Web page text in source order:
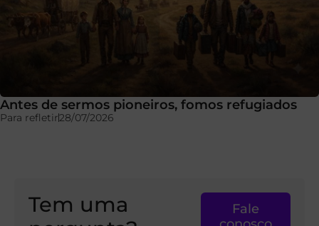
Antes de sermos pioneiros, fomos refugiados
Para refletir28/07/2026
Tem uma
Fale